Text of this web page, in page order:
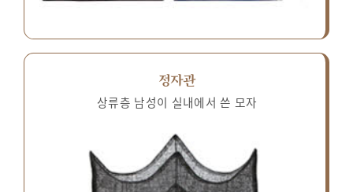
정자관
상류층 남성이 실내에서 쓴 모자